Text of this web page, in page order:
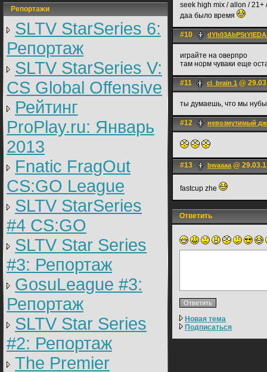
Репортажи
SLTV StarSeries 6:
Репортаж
SLTV StarSeries V:
CS Global Offensive
Рейтинг
ProPlay.ru: Январь
2013
Fnatic FragOut
CS:GO League
SLTV StarSeries
#4 CS:GO
SLTV Star Series
#3: Репортаж
GosuLeague #3:
Репортаж
SLTV Star Series
#2: Репортаж
The Premier
seek high mix / allon / 21+
даа было время
#10
играйте на оверпро
там норм чуваки еще
#11 cl_brain 1 @
ты думаешь, что мы
#12 невозмутимый
#13 bwaaaa@
fastcup zhe
Ответить
Новая тема
Подписаться